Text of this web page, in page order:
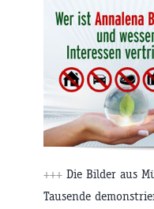
+++ Die Bilder aus
Tausende